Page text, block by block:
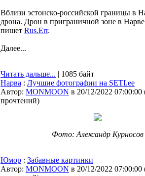
Вблизи эстонско-российской границы в
дрона. Дрон в приграничной зоне в
пишет Rus.Err.
Далее...
Читать дальше... | 1085 байт
Нарва : Лучшие фотографии на SETI.ee
Автор: MONMOON в 20/12/2022 07:00:00
прочтений)
Фото: Александр Курносов
Юмор : Забавные картинки
Автор: MONMOON в 20/12/2022 07:00:00